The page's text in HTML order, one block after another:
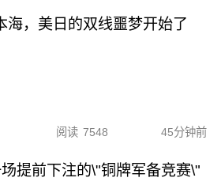
海，美日的双线噩梦开始了
阅读 7548 45分钟前
提前下注的\"铜牌军备竞赛\"